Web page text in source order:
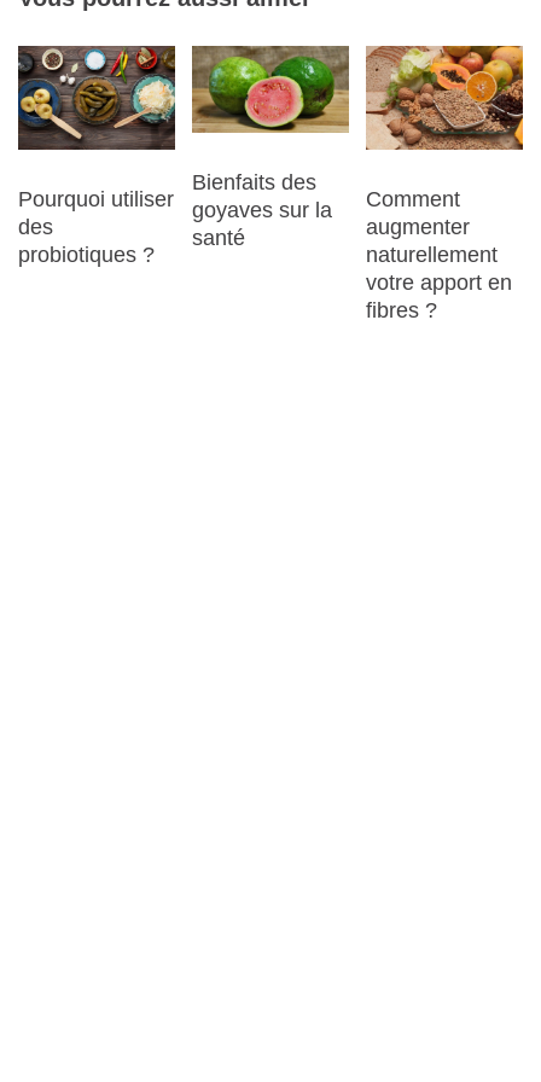
Pourquoi utiliser
des
probiotiques ?
Bienfaits des
goyaves sur la
santé
Comment
augmenter
naturellement
votre apport en
fibres ?